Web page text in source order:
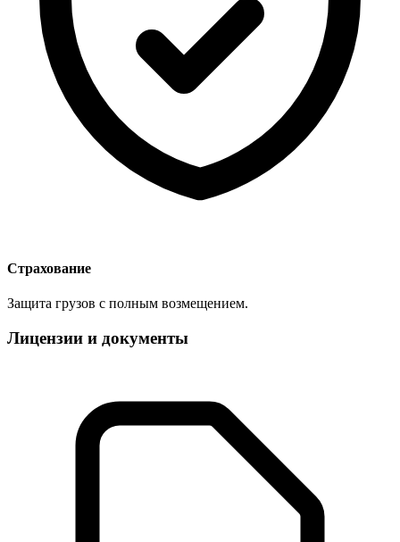
Страхование
Защита грузов с полным возмещением.
Лицензии и документы